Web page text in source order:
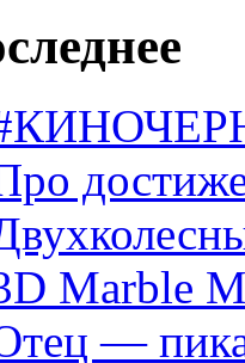
Marble
—